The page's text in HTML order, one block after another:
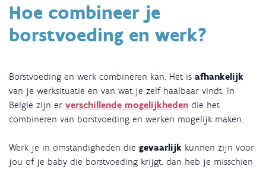
Hoe combineer je
borstvoeding en werk?
Borstvoeding en werk combineren kan. Het is afhankelijk
van je werksituatie en van wat je zelf haalbaar vindt. In
België zijn er verschillende mogelijkheden die het
combineren van borstvoeding en werken mogelijk maken.
Werk je in omstandigheden die gevaarlijk kunnen zijn voor
jou of je baby die borstvoeding krijgt, dan heb je misschien